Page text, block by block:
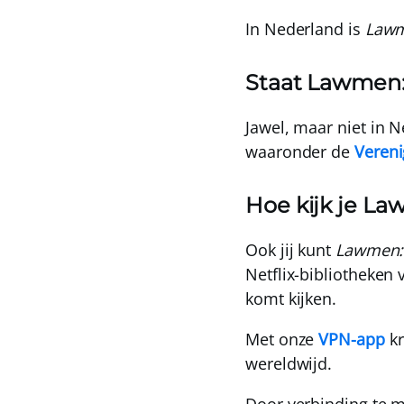
In Nederland is
Staat
Jawel, maar niet in
waaronder de
Hoe kijk je
Ook jij kunt
Netflix-bibliotheken
komt kijken.
Met onzeVPN-app
wereldwijd.